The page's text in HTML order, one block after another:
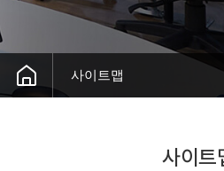
사이트맵
사이트